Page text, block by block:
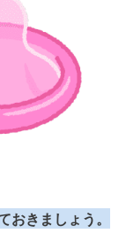
きましょう。